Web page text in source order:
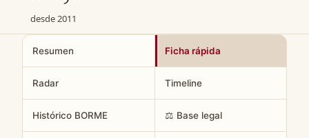
desde 2011
Resumen Ficha rápida
Radar Timeline
Histórico BORME ⚖️ Base legal